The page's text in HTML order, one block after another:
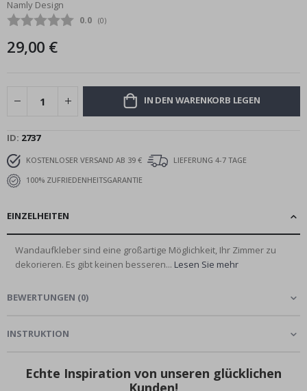
Bildgalerie
springen
Namly Design
Durchschnittliche Bewertung:
0.0 (abgegebene bewertungen:
0)
29,00 €
IN DEN WARENKORB LEGEN
ID 2737
KOSTENLOSER VERSAND AB 39 €
LIEFERUNG 4-7 TAGE
100% ZUFRIEDENHEITSGARANTIE
EINZELHEITEN
Wandaufkleber sind eine großartige Möglichkeit, Ihr Zimmer zu
dekorieren. Es gibt keinen besseren... Lesen Sie mehr
BEWERTUNGEN (0)
INSTRUKTION
Echte Inspiration von unseren glücklichen
Kunden!